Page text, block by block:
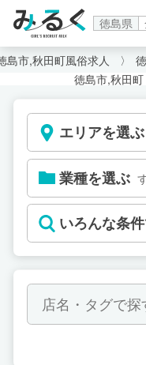
徳島県
島市,秋田町風俗求人
徳島市,秋田
エリアを選ぶ
業種を選ぶ
いろんな条